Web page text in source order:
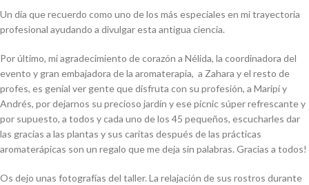
Un día que recuerdo como uno de los más especiales en mi trayectoria
profesional ayudando a divulgar esta antigua ciencia.
Por último, mi agradecimiento de corazón a Nélida, la coordinadora del
evento y gran embajadora de la aromaterapia, a Zahara y el resto de
profes, es genial ver gente que disfruta con su profesión, a Maripí y
Andrés, por dejarnos su precioso jardín y ese picnic súper refrescante y
por supuesto, a todos y cada uno de los 45 pequeños, escucharles dar
las gracias a las plantas y sus caritas después de las prácticas
aromaterápicas son un regalo que me deja sin palabras. Gracias a todos!
Os dejo unas fotografías del taller. La relajación de sus rostros durante